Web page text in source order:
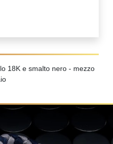
18K e smalto nero - mezzo